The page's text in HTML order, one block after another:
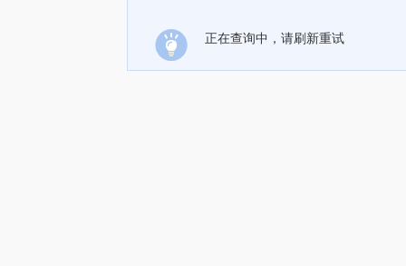
正在查询中，请刷新重试